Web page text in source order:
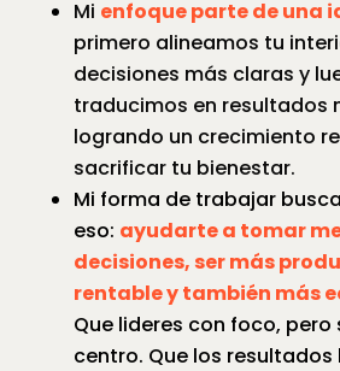
Mi enfoque parte de una
primero alineamos tu
decisiones más claras y
traducimos en resultados
logrando un crecimiento
sacrificar tu bienestar.
Mi forma de trabajar
eso: ayudarte a tomar
decisiones, ser más
rentable y también más
Que lideres con foco, pero
centro. Que los resultados